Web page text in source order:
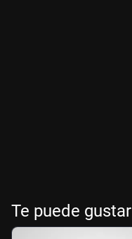
Te puede gustar